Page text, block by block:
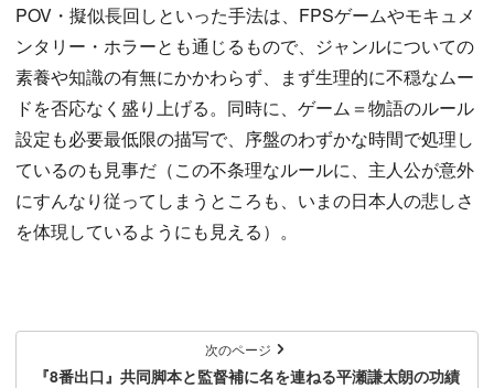
POV・擬似長回しといった手法は、FPSゲームやモキュメ
ンタリー・ホラーとも通じるもので、ジャンルについての
素養や知識の有無にかかわらず、まず生理的に不穏なムー
ドを否応なく盛り上げる。同時に、ゲーム＝物語のルール
設定も必要最低限の描写で、序盤のわずかな時間で処理し
ているのも見事だ（この不条理なルールに、主人公が意外
にすんなり従ってしまうところも、いまの日本人の悲しさ
を体現しているようにも見える）。
次のページ
『8番出口』共同脚本と監督補に名を連ねる平瀬謙太朗の功績